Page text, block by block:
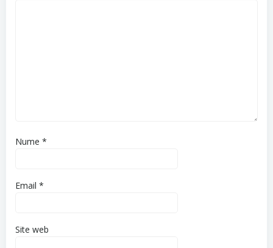
Nume *
Email *
Site web